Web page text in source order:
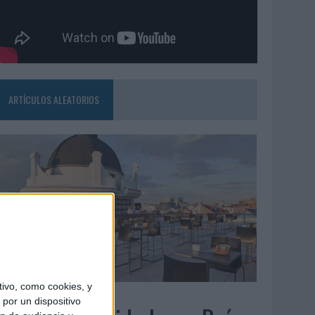
como cookies, y
un dispositivo
ARTÍCULOS ALEATORIOS
08/2026